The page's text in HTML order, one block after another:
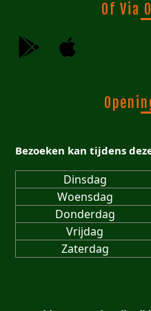
Of Via
Bezoeken kan tijdens
Dinsdag
Woensdag
Donderdag
Vrijdag
Zaterdag